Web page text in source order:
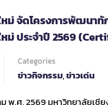
ม่ จัดโครงการพัฒนา
หม่ ประจำปี 2569
Categories
ข่าวกิจกรรม,ข่าวเด่น
พ.ศ. 2569 มหาวิทยาลัยเชี